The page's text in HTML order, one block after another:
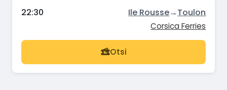
22:30 Ile Rousse→Toulon
Corsica Ferries
Otsi